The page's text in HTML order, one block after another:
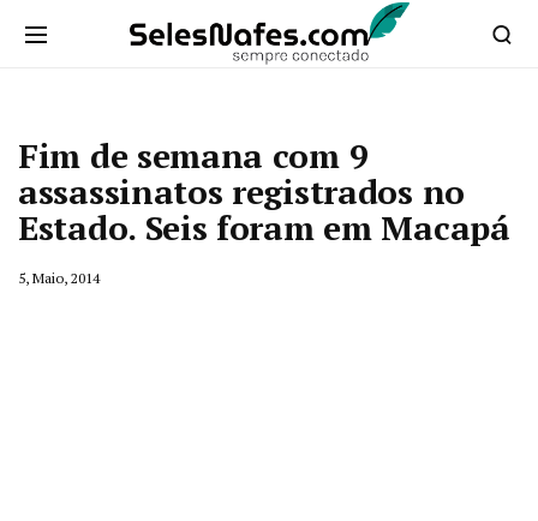
Fim de semana com 9
assassinatos registrados no
Estado. Seis foram em Macapá
5, Maio, 2014